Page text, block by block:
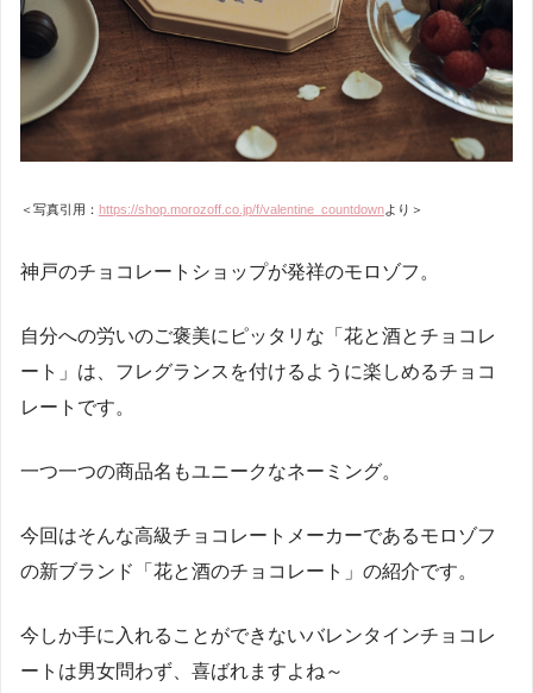
＜写真引用： https://shop.morozoff.co.jp/f/valentine_countdownより＞
神戸のチョコレートショップが発祥のモロゾフ。
自分への労いのご褒美にピッタリな「花と酒とチョコレ
ート」は、フレグランスを付けるように楽しめるチョコ
レートです。
一つ一つの商品名もユニークなネーミング。
今回はそんな高級チョコレートメーカーであるモロゾフ
の新ブランド「花と酒のチョコレート」の紹介です。
今しか手に入れることができないバレンタインチョコレ
ートは男女問わず、喜ばれますよね～